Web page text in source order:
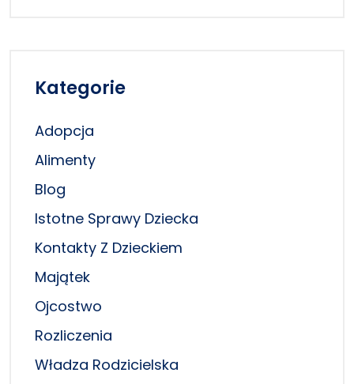
Kategorie
Adopcja
Alimenty
Blog
Istotne Sprawy Dziecka
Kontakty Z Dzieckiem
Majątek
Ojcostwo
Rozliczenia
Władza Rodzicielska